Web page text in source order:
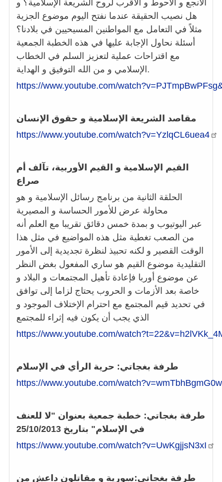
الأنجع و الأحوط و الأقرب لروح الشريعة الإسلامية؟ و
هل نصيب الحقيقة عندما نفتح اليوم موضوع الجزية
مثلاً في التعامل مع المواطنين المسيحيين في بلادنا؟
أسئلة نحاول الإجابة عليها في هذه الخطبة الجمعية
مع اقتراحات عملية لتعزيز السلم في الخطاب
الإسلامي و من الله التوفيق و الهداية.
https://www.youtube.com/
مقاصد الشريعة الإسلامية و حقوق الإنسان
https://www.youtube.com/watch?v=YzlqCL6uea4
القيم الإسلامية و القيم الأوربية، تآلف أم
صراع
الحلقة الثانية من برنامج رسائل الإسلامية و هو
محاولة عرض للأمور الحساسة و المصيرية
عبر اليوتيوب و بمدة خمس دقائق تقريبا مع العلم أنه
من الصعب تغطية مثل هذه المواضيع في مثل هذا
الوقت القصير و لكنه تحبيذ لنظرة تجديدية إلى الأمور
التقليدية موضوع القيم هو ساري المفعول بغض النظر
عن موضوع أوربا فإعادة تأهيل المجتمعات و البلاد و
خاصة بعد الأزمات و الحروب يحتاج لزاما إلى توافق
في تحديد قيم المجتمع مع احترام الإختلاف الموجود و
الذي يجب أن يكون فيه إثراء للمجتمع
https://www.youtube.com/
طرفة بغجاتي: حرية الرأي في الإسلام
https://www.youtube.com/watch?v=wmTbhBgmG0w
طرفة بغجاتي: خطبة جمعية بعنوان "لا للعنف
في الإسلام" بتاريخ 25/10/2013
https://www.youtube.com/watch?v=UwKgjjsN3xI
طرفة بغجاتي:سورية و مقاتلون داعش من